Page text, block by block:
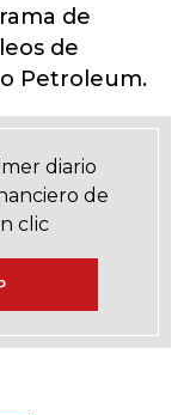
de
de
Petroleum.
diario
de
clic